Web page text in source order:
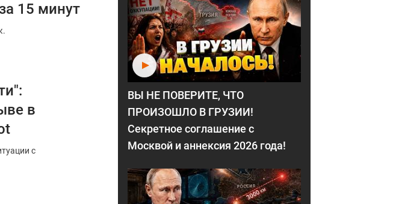
15 минут
в
с
ВЫ НЕ ПОВЕРИТЕ, ЧТО
ПРОИЗОШЛО В ГРУЗИИ!
Секретное соглашение с
Москвой и аннексия 2026 года!